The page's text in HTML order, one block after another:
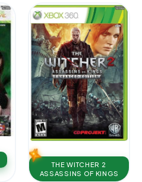
THE WITCHER 2
ASSASSINS OF KINGS